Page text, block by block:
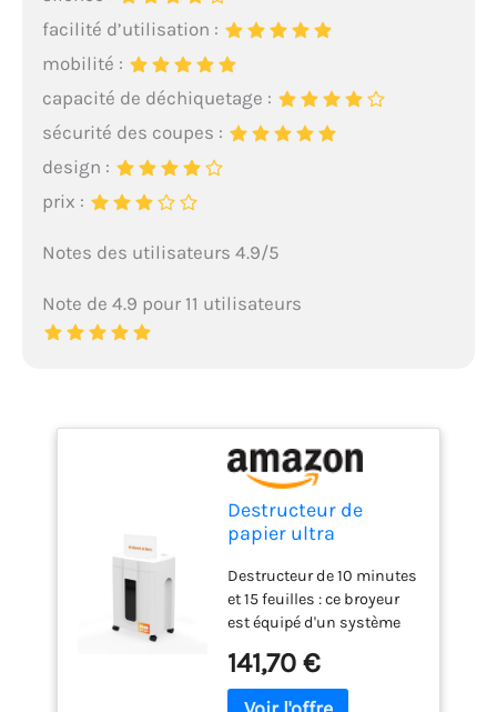
facilité d’utilisation :
mobilité :
capacité de déchiquetage :
sécurité des coupes :
design :
prix :
Notes des utilisateurs 4.9/5
Note de 4.9 pour 11 utilisateurs
Destructeur de
papier ultra
15 feuilles à coupe
croisée pour usage
domestique avec
poubelle coulissante
de 18 L et roulettes,
déchiqueteuse de
Destructeur de 10 minutes
et 15 feuilles : ce broyeur
est équipé d'un système
et d'une technologie de
coupe brevetée. Il peut
141,70 €